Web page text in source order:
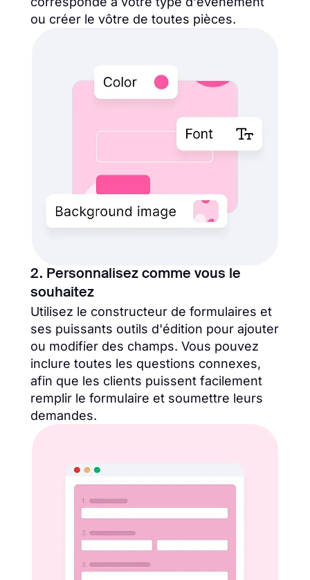
ou créer le vôtre de toutes pièces.
2. Personnalisez comme vous le
souhaitez
Utilisez le constructeur de formulaires et
ses puissants outils d'édition pour ajouter
ou modifier des champs. Vous pouvez
inclure toutes les questions connexes,
afin que les clients puissent facilement
remplir le formulaire et soumettre leurs
demandes.